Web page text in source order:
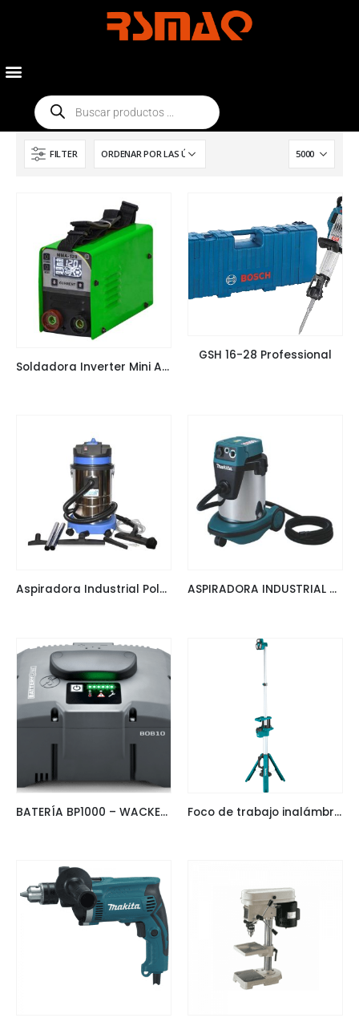
FILTER
Soldadora Inverter Mini Arco Manual 120A 220V Haili MMA-120LCD
GSH 16-28 Professional
Aspiradora Industrial Polvo/Agua 30 lts 1500W Glanz 1000575 ASPIRADORA INDUSTRIAL MARCA MAKITA HUMEDO Y SECO 1.050W MODELO VC3210L
BATERÍA BP1000 – WACKER NEUSON Foco de trabajo inalámbrico DML814